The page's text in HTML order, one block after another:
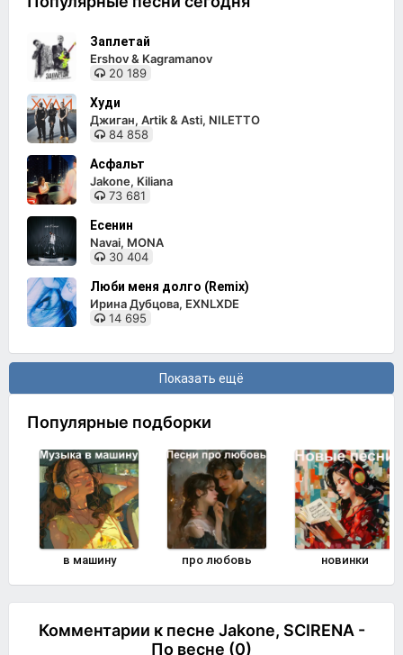
Заплетай
Ershov & Kagramanov
20 189
Худи
Джиган, Artik & Asti, NILETTO
84 858
Асфальт
Jakone, Kiliana
73 681
Есенин
Navai, MONA
30 404
Люби меня долго (Remix)
Ирина Дубцова, EXNLXDE
14 695
Показать ещё
Популярные подборки
в машину про любовь новинки
Комментарии к песне Jakone, SCIRENA -
По весне (0)